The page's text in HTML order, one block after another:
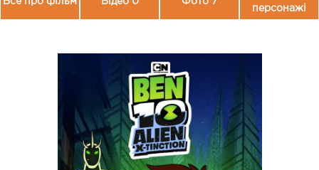
персонажі